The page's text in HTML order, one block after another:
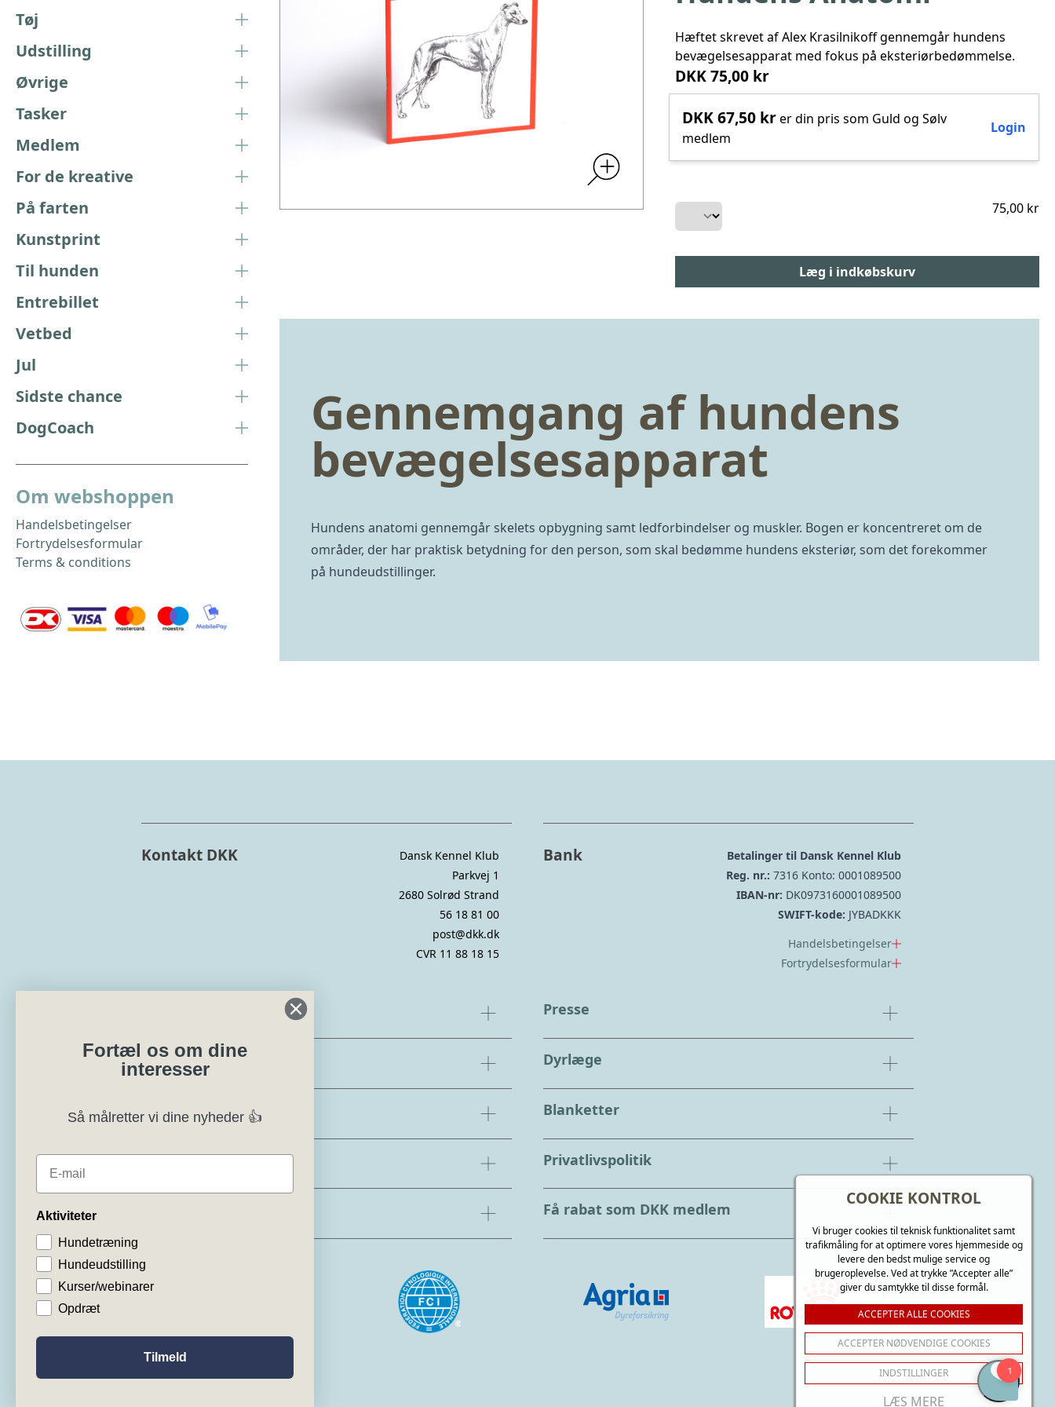
Tøj
Udstilling
Øvrige
Tasker
Medlem
For de kreative
På farten
Kunstprint
Til hunden
Entrebillet
Vetbed
Jul
Sidste chance
DogCoach
Om webshoppen
Handelsbetingelser
Fortrydelsesformular
Terms & conditions
Hæftet skrevet af Alex Krasilnikoff gennemgår hundens
bevægelsesapparat med fokus på eksteriørbedømmelse.
DKK 75,00 kr
DKK 67,50 krer din pris som Guld og Sølv
medlem
Login
75,00 kr
Gennemgang af hundens
bevægelsesapparat
Hundens anatomi gennemgår skelets opbygning samt ledforbindelser og muskler. Bogen er koncentreret om de
områder, der har praktisk betydning for den person, som skal bedømme hundens eksteriør, som det forekommer
på hundeudstillinger.
COOKIE KONTROL
Vi bruger cookies til teknisk funktionalitet samt
trafikmåling for at optimere vores hjemmeside og
levere den bedst mulige service og
brugeroplevelse. Ved at trykke ”Accepter alle”
giver du samtykke til disse formål.
ACCEPTER ALLE COOKIES
ACCEPTER NØDVENDIGE COOKIES
INDSTILLINGER
LÆS MERE
Kontakt DKK
Dansk Kennel Klub
Parkvej 1
2680 Solrød Strand
56 18 81 00
post@dkk.dk
CVR 11 88 18 15
Bank
Betalinger til Dansk Kennel Klub
Reg. nr.: 7316 Konto: 0001089500
IBAN-nr: DK0973160001089500
SWIFT-kode: JYBADKKK
Handelsbetingelser
Fortrydelsesformular
Presse
Eksteriørdommer Dyrlæge
Regler og instrukser Blanketter
Specialklubber Privatlivspolitik
Få rabat som DKK medlem
Fortæl os om dine
interesser
Så målretter vi dine nyheder 👍
E-mail
Aktiviteter
Hundetræning
Hundeudstilling
Kurser/webinarer
Opdræt
Tilmeld